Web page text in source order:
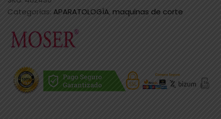
Categorías: APARATOLOGÍA, maquinas de corte